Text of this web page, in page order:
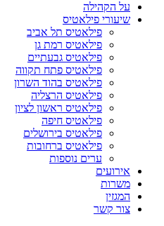
על הקהילה
שיעורי פילאטיס
פילאטיס תל אביב
פילאטיס רמת גן
פילאטיס גבעתיים
פילאטיס פתח תקווה
פילאטיס בהוד השרון
פילאטיס הרצליה
פילאטיס ראשון לציון
פילאטיס חיפה
פילאטיס בירושלים
פילאטיס ברחובות
ערים נוספות
אירועים
משרות
המגזין
צור קשר